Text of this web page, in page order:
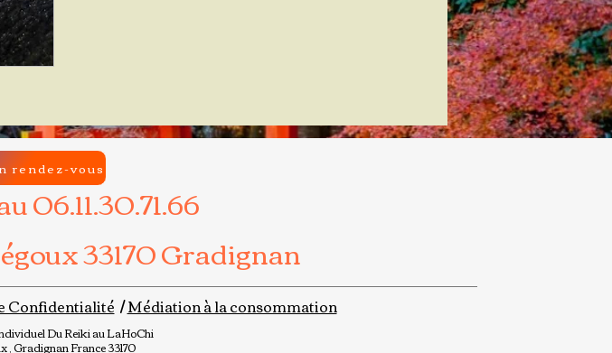
06.11.30.71.66
33170 Gradignan
rendez-vous
Confidentialité /Médiation à la consommation
Du Reiki au LaHoChi
, Gradignan France 33170